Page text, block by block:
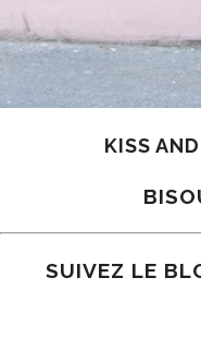
KISS
SUIVEZ LE